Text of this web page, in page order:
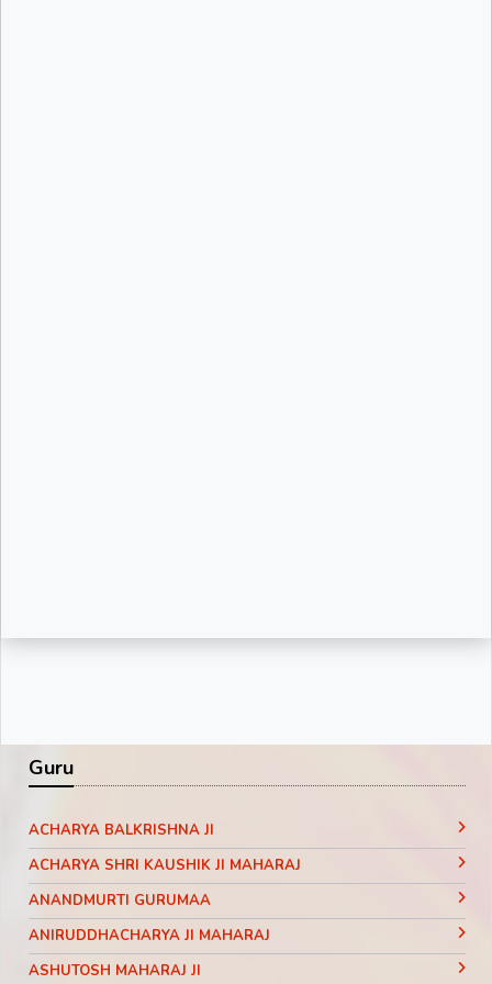
Guru
ACHARYA BALKRISHNA JI
ACHARYA SHRI KAUSHIK JI MAHARAJ
ANANDMURTI GURUMAA
ANIRUDDHACHARYA JI MAHARAJ
ASHUTOSH MAHARAJ JI